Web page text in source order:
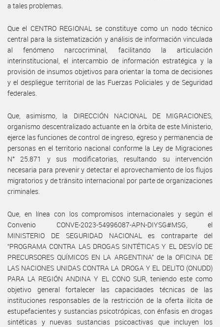
a tales problemas.
Que el CENTRO REGIONAL se constituye como un nodo técnico
central para la sistematización y análisis de información vinculada
al fenómeno narcocriminal, facilitando la articulación
interinstitucional, el intercambio de información estratégica y la
provisión de insumos objetivos para orientar la toma de decisiones
y el despliegue territorial de las Fuerzas Policiales y de Seguridad
federales.
Que, asimismo, la DIRECCIÓN NACIONAL DE MIGRACIONES,
organismo descentralizado actuante en la órbita de este Ministerio,
ejerce las funciones de control de ingreso, egreso y permanencia de
personas en el territorio nacional conforme la Ley de Migraciones
N° 25.871 y sus modificatorias, resultando su intervención
necesaria para prevenir y detectar el aprovechamiento de los flujos
migratorios y de tránsito internacional por parte de organizaciones
criminales.
Que, en línea con los compromisos internacionales y según el
Convenio CONVE-2023-54996087-APN-DIYSG#MSG, el
MINISTERIO DE SEGURIDAD NACIONAL es contraparte del
“PROGRAMA CONTRA LAS DROGAS SINTÉTICAS Y EL DESVÍO DE
PRECURSORES QUÍMICOS EN LA ARGENTINA” de la OFICINA DE
LAS NACIONES UNIDAS CONTRA LA DROGA Y EL DELITO (ONUDD)
PARA LA REGIÓN ANDINA Y EL CONO SUR, teniendo este como
objetivo general fortalecer las capacidades técnicas de las
instituciones responsables de la restricción de la oferta ilícita de
estupefacientes y sustancias psicotrópicas, con énfasis en drogas
sintéticas y nuevas sustancias psicoactivas que incluyen los